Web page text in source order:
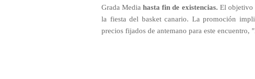
Grada Mediahasta fin de existencias. El objetivo
la fiesta del basket canario. La promoción
precios fijados de antemano para este encuentro,